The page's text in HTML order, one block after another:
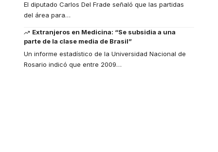
El diputado Carlos Del Frade señaló que las partidas
del área para…
Extranjeros en Medicina: “Se subsidia a una
parte de la clase media de Brasil”
Un informe estadístico de la Universidad Nacional de
Rosario indicó que entre 2009…